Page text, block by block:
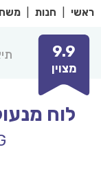
ראשי חנות
9.9
מצוין
לוח